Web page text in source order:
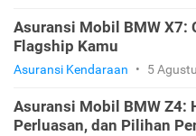
Asuransi Mobil BMW X7:
Flagship Kamu
Asuransi Kendaraan • 5
Asuransi Mobil BMW Z4:
Perluasan, dan Pilihan